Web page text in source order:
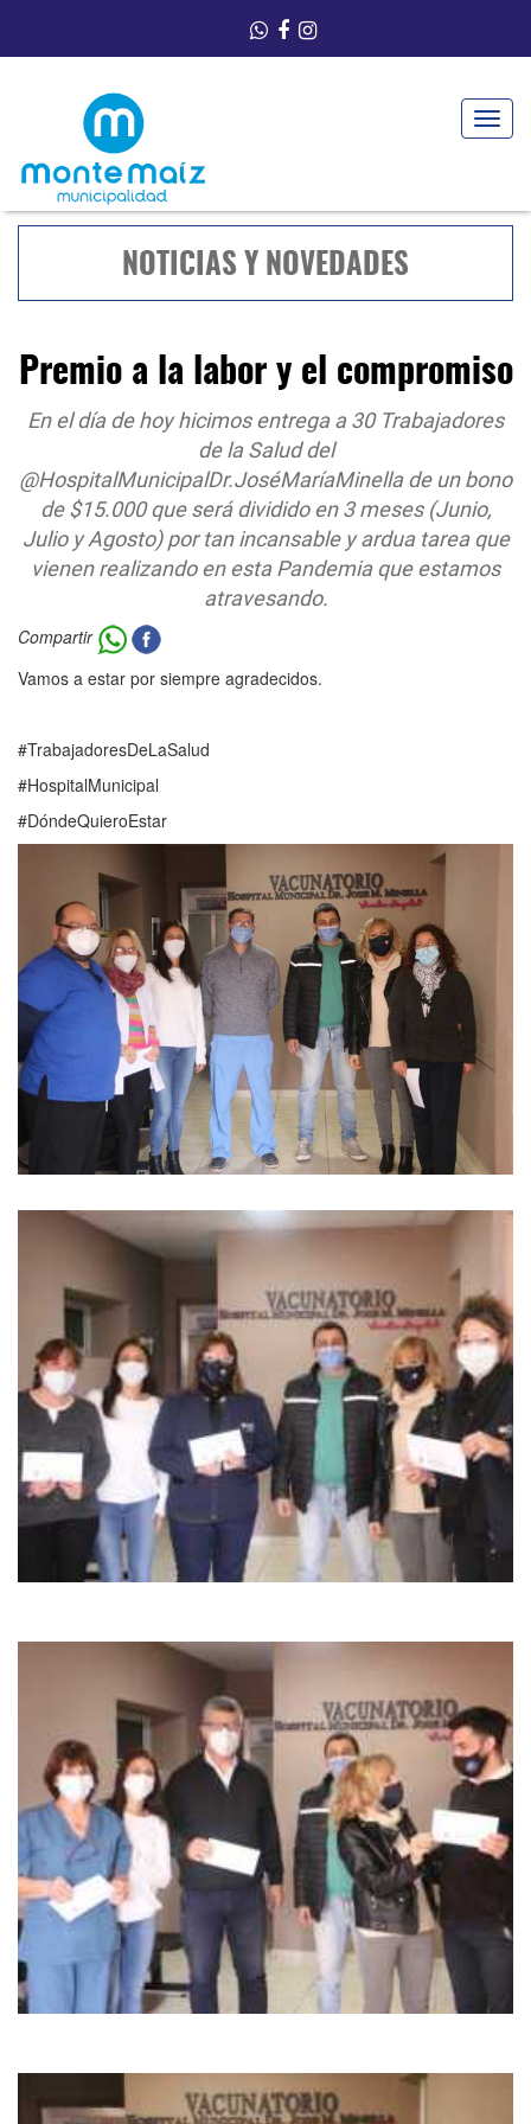
Toggle
NOTICIAS Y NOVEDADES
Premio a la labor y el compromiso
En el día de hoy hicimos entrega a 30 Trabajadores
de la Salud del
@HospitalMunicipalDr.JoséMaríaMinella de un bono
de $15.000 que será dividido en 3 meses (Junio,
Julio y Agosto) por tan incansable y ardua tarea que
vienen realizando en esta Pandemia que estamos
atravesando.
Compartir
Vamos a estar por siempre agradecidos.
#TrabajadoresDeLaSalud
#HospitalMunicipal
#DóndeQuieroEstar